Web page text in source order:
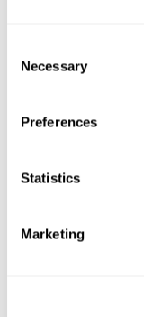
Selection
Necessary
Preferences
Statistics
Marketing
如果我不訓
我們的大腦生來就會
連結。如果某種特定
法使用這種認知功能